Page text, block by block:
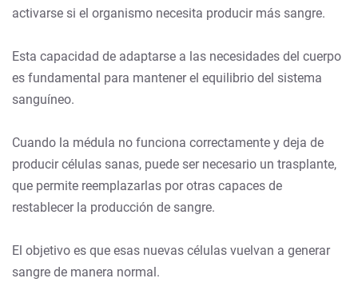
activarse si el organismo necesita producir más sangre.
Esta capacidad de adaptarse a las necesidades del cuerpo
es fundamental para mantener el equilibrio del sistema
sanguíneo.
Cuando la médula no funciona correctamente y deja de
producir células sanas, puede ser necesario un trasplante,
que permite reemplazarlas por otras capaces de
restablecer la producción de sangre.
El objetivo es que esas nuevas células vuelvan a generar
sangre de manera normal.